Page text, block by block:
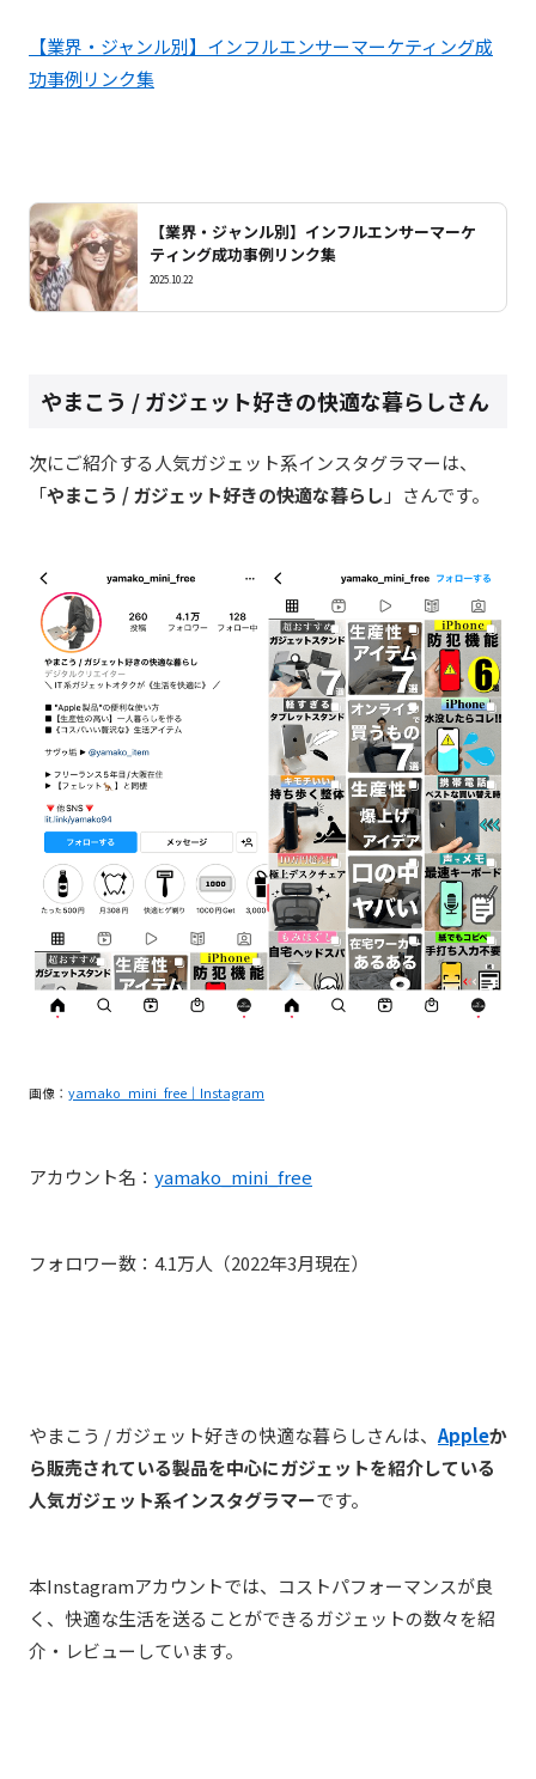
【業界・ジャンル別】インフルエンサーマーケティング成
功事例リンク集
【業界・ジャンル別】インフルエンサーマーケ
ティング成功事例リンク集
2025.10.22
やまこう / ガジェット好きの快適な暮らしさん
次にご紹介する人気ガジェット系インスタグラマーは、
「やまこう / ガジェット好きの快適な暮らし 」さんです。
画像： yamako_mini_free｜Instagram
アカウント名： yamako_mini_free
フォロワー数：4.1万人（2022年3月現在）
やまこう / ガジェット好きの快適な暮らしさんは、 Appleか
ら販売されている製品を中心にガジェットを紹介している
人気ガジェット系インスタグラマーです。
本Instagramアカウントでは、コストパフォーマンスが良
く、快適な生活を送ることができるガジェットの数々を紹
介・レビューしています。